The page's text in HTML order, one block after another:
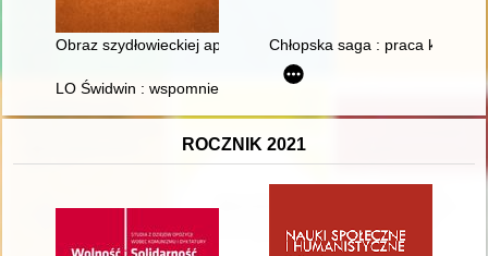
Obraz szydłowieckiej apteki w świetle dokumentów z pierwszej
Chłopska saga : praca
LO Świdwin : wspomnienia absolwentów : rocznik 1975
ROCZNIK 2021